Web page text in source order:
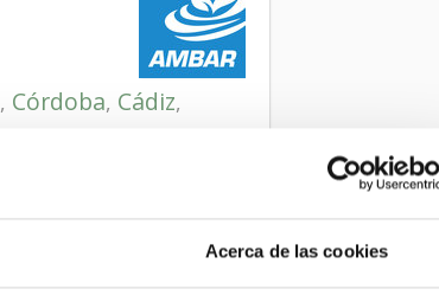
Acerca de las cookies
, Córdoba, Cádiz,